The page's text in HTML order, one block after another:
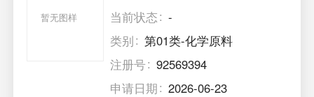
暂无图样 当前状态
-
类别
第01类-化学原料
注册号
92569394
申请日期
2026-06-23